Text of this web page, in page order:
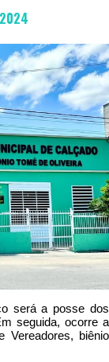
2024
será a posse dos
seguida, ocorre a
Vereadores, biênio